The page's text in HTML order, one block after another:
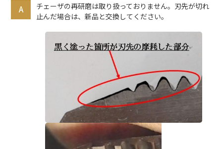
チェーザの再研磨は取り扱っておりません。刃先が切れ
止んだ場合は、新品と交換してください。